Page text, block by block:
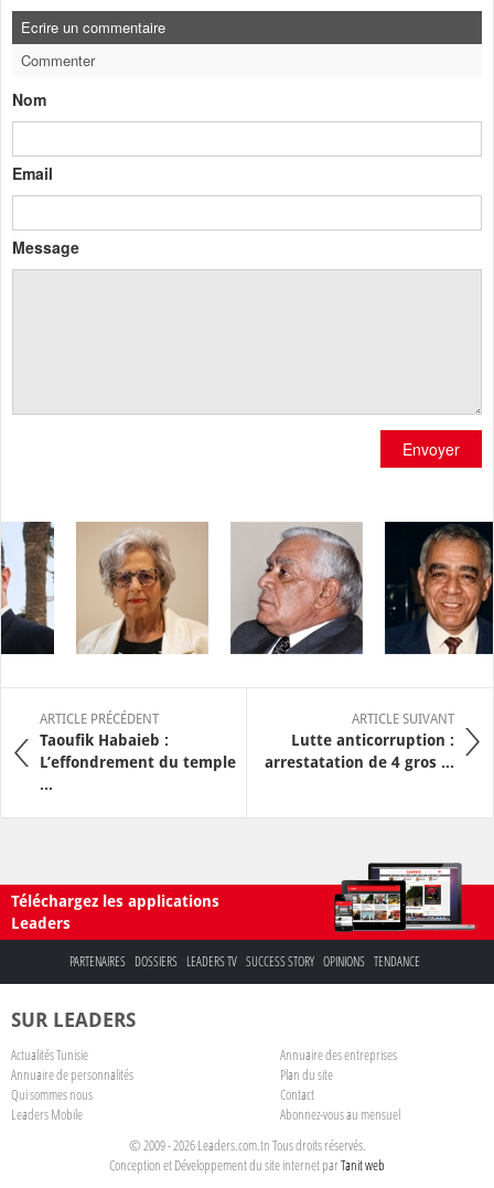
Ecrire un commentaire
Commenter
Nom
Email
Message
Envoyer
ARTICLE PRÉCÉDENT
Taoufik Habaieb :
L’effondrement du temple
...
ARTICLE SUIVANT
Lutte anticorruption :
arrestatation de 4 gros ...
Téléchargez les applications
Leaders
PARTENAIRES DOSSIERS LEADERS TV SUCCESS STORY OPINIONS TENDANCE
SUR LEADERS
Actualités Tunisie
Annuaire des entreprises
Annuaire de personnalités
Plan du site
Qui sommes nous
Contact
Leaders Mobile
Abonnez-vous au mensuel
© 2009 - 2026 Leaders.com.tn Tous droits réservés.
Conception et Développement du site internet parTanit web